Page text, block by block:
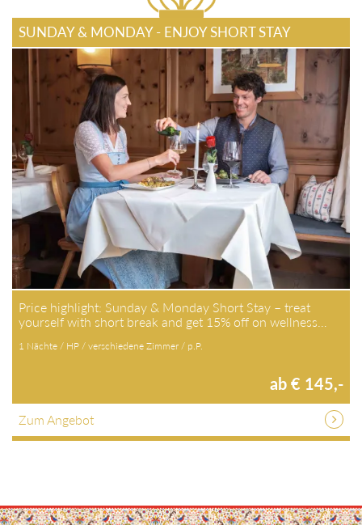
SUNDAY & MONDAY - ENJOY SHORT STAY
Price highlight: Sunday & Monday Short Stay – treat
yourself with short break and get 15% off on wellness…
1 Nächte / HP / verschiedene Zimmer / p.P.
ab € 145,-
Zum Angebot